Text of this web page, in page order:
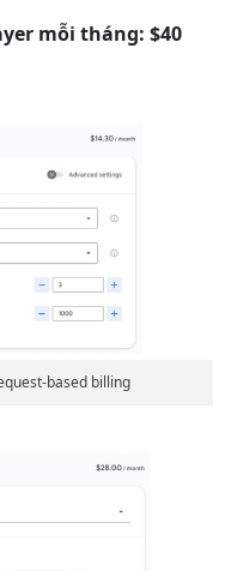
mỗi tháng: $40
based billing